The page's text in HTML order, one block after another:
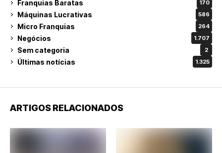
Franquias Baratas 170
Máquinas Lucrativas 586
Micro Franquias 264
Negócios 1.707
Sem categoria 2
Últimas notícias 1.325
ARTIGOS RELACIONADOS